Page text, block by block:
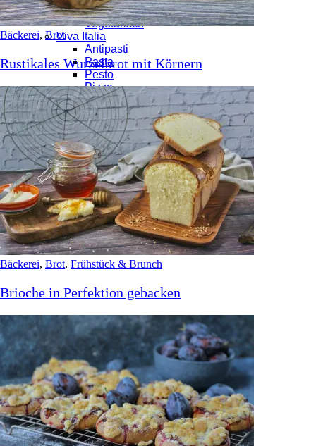
Vegan
Vegetarisch
Viva Italia
Antipasti
Pasta
Pesto
Pizza
Risotto
Home
Index
Süßes
Bäckerei
Frühstück & Brunch
Soulfood
Bäckerei,Brot
Rustikales Wurzelbrot mit Körnern
Bäckerei, Brot, Frühstück & Brunch
Brioche in Perfektion gebacken